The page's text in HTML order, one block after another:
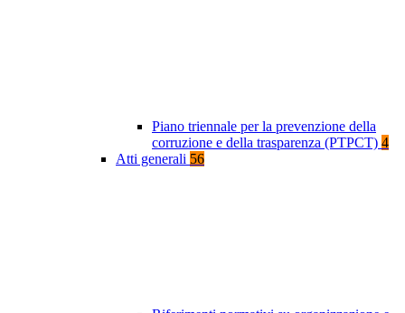
Piano triennale per la prevenzione della
corruzione e della trasparenza (PTPCT) 4
Atti generali 56